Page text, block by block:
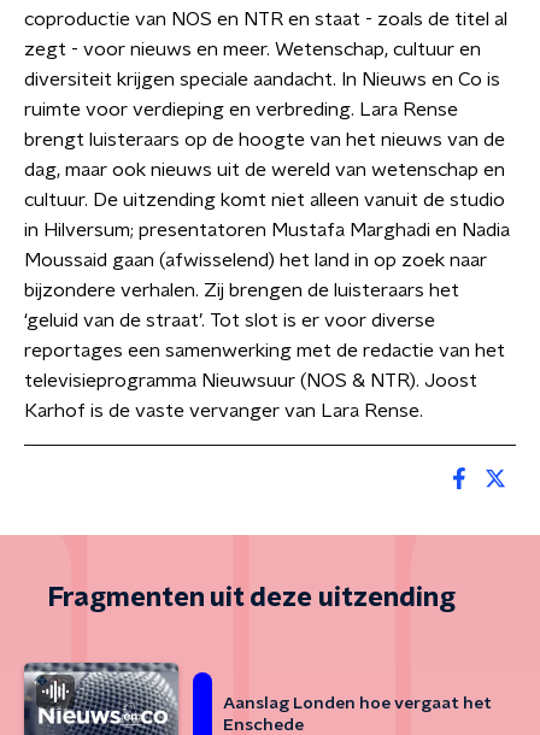
coproductie van NOS en NTR en staat - zoals de titel al
zegt - voor nieuws en meer. Wetenschap, cultuur en
diversiteit krijgen speciale aandacht. In Nieuws en Co is
ruimte voor verdieping en verbreding. Lara Rense
brengt luisteraars op de hoogte van het nieuws van de
dag, maar ook nieuws uit de wereld van wetenschap en
cultuur. De uitzending komt niet alleen vanuit de studio
in Hilversum; presentatoren Mustafa Marghadi en Nadia
Moussaid gaan (afwisselend) het land in op zoek naar
bijzondere verhalen. Zij brengen de luisteraars het
‘geluid van de straat’. Tot slot is er voor diverse
reportages een samenwerking met de redactie van het
televisieprogramma Nieuwsuur (NOS & NTR). Joost
Karhof is de vaste vervanger van Lara Rense.
Fragmenten uit deze uitzending
Aanslag Londen hoe vergaat het
Enschede